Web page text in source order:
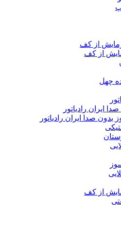
از کف
از کف
چهل
ایران رادیاتور
صدا ایران رادیاتور
از کف